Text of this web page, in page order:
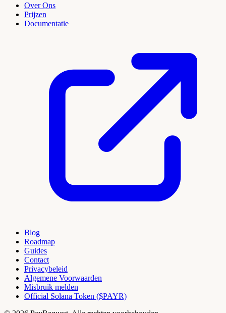
Over Ons
Prijzen
Documentatie
Blog
Roadmap
Guides
Contact
Privacybeleid
Algemene Voorwaarden
Misbruik melden
Official Solana Token ($PAYR)